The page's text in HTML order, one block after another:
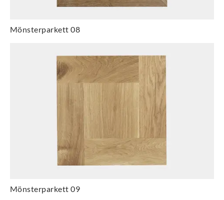
Mönsterparkett 08
Mönsterparkett 09